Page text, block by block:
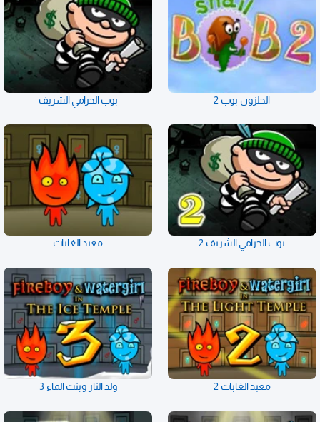
الحلزون بوب 2 بوب الحرامي الشريف
بوب الحرامي الشريف 2 معبد الغابات
معبد الغابات 2 ولد النار وبنت الماء 3